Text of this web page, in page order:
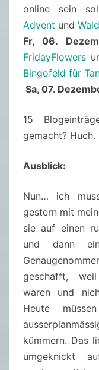
online sein
Advent und Wald
Fr, 06.
FridayFlowers
Bingofeld für
Sa, 07.
15
gemacht? Huch.
Ausblick:
Nun… ich
gestern mit
sie auf einen
und dann
geschafft,
waren und
Heute
kümmern. Das
umgeknickt